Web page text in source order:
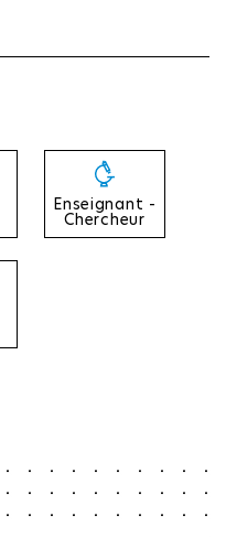
Enseignant -
Chercheur